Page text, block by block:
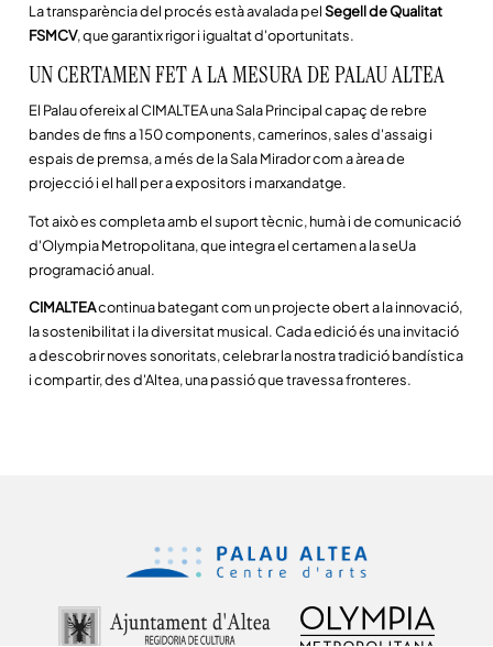
La transparència del procés està avalada pelSegell de Qualitat
FSMCV, que garantix rigor i igualtat d'oportunitats.
UN CERTAMEN FET A LA MESURA DE PALAU ALTEA
El Palau ofereix al CIMALTEA una Sala Principal capaç de rebre
bandes de fins a 150 components, camerinos, sales d'assaig i
espais de premsa, a més de la Sala Mirador com a àrea de
projecció i el hall per a expositors i marxandatge.
Tot això es completa amb el suport tècnic, humà i de comunicació
d'Olympia Metropolitana, que integra el certamen a la seUa
programació anual.
CIMALTEAcontinua bategant com un projecte obert a la innovació,
la sostenibilitat i la diversitat musical. Cada edició és una invitació
a descobrir noves sonoritats, celebrar la nostra tradició bandística
i compartir, des d'Altea, una passió que travessa fronteres.